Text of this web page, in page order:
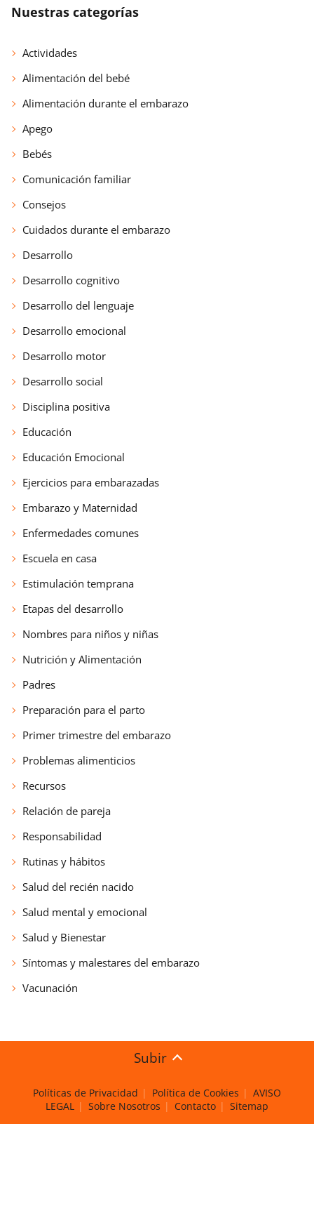
Nuestras categorías
Actividades
Alimentación del bebé
Alimentación durante el embarazo
Apego
Bebés
Comunicación familiar
Consejos
Cuidados durante el embarazo
Desarrollo
Desarrollo cognitivo
Desarrollo del lenguaje
Desarrollo emocional
Desarrollo motor
Desarrollo social
Disciplina positiva
Educación
Educación Emocional
Ejercicios para embarazadas
Embarazo y Maternidad
Enfermedades comunes
Escuela en casa
Estimulación temprana
Etapas del desarrollo
Nombres para niños y niñas
Nutrición y Alimentación
Padres
Preparación para el parto
Primer trimestre del embarazo
Problemas alimenticios
Recursos
Relación de pareja
Responsabilidad
Rutinas y hábitos
Salud del recién nacido
Salud mental y emocional
Salud y Bienestar
Síntomas y malestares del embarazo
Vacunación
Subir
Políticas de Privacidad Política de Cookies
AVISO
LEGAL
Sobre Nosotros Contacto Sitemap